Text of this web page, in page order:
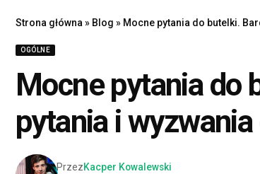
Strona główna » Blog » Mocne pytania do butelki.
OGÓLNE
Mocne pytania do
pytania i
PrzezKacper Kowalewski